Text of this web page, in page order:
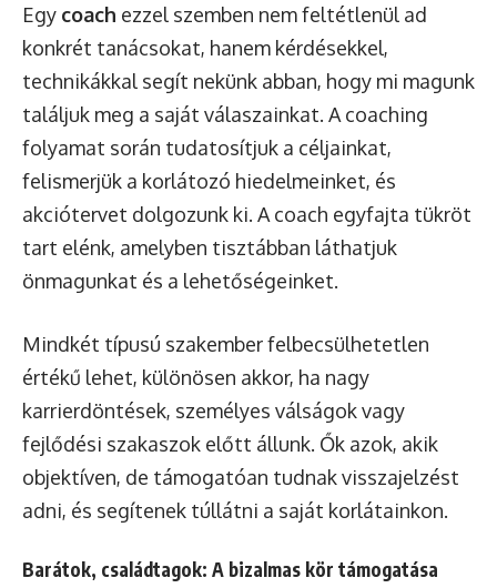
Egy coach ezzel szemben nem feltétlenül ad
konkrét tanácsokat, hanem kérdésekkel,
technikákkal segít nekünk abban, hogy mi magunk
találjuk meg a saját válaszainkat. A coaching
folyamat során tudatosítjuk a céljainkat,
felismerjük a korlátozó hiedelmeinket, és
akciótervet dolgozunk ki. A coach egyfajta tükröt
tart elénk, amelyben tisztábban láthatjuk
önmagunkat és a lehetőségeinket.
Mindkét típusú szakember felbecsülhetetlen
értékű lehet, különösen akkor, ha nagy
karrierdöntések, személyes válságok vagy
fejlődési szakaszok előtt állunk. Ők azok, akik
objektíven, de támogatóan tudnak visszajelzést
adni, és segítenek túllátni a saját korlátainkon.
Barátok, családtagok: A bizalmas kör támogatása